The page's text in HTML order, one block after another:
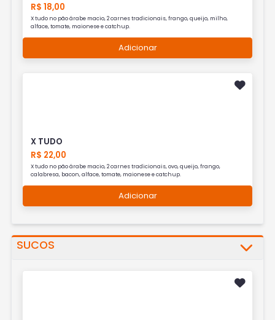
R$ 18,00
X tudo no pão árabe macio, 2 carnes tradicionais, frango, queijo, milho,
alface, tomate, maionese e catchup.
Adicionar
X TUDO
R$ 22,00
X tudo no pão árabe macio, 2 carnes tradicionais, ovo, queijo, frango,
calabresa, bacon, alface, tomate, maionese e catchup.
Adicionar
SUCOS